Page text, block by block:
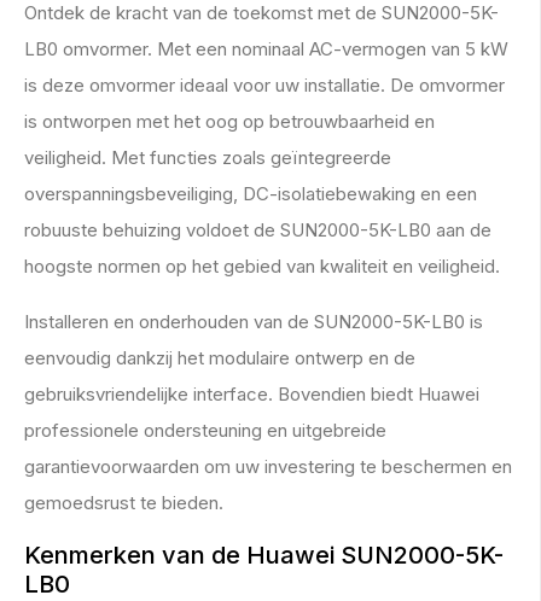
Ontdek de kracht van de toekomst met de SUN2000-5K-
LB0 omvormer. Met een nominaal AC-vermogen van 5 kW
is deze omvormer ideaal voor uw installatie. De omvormer
is ontworpen met het oog op betrouwbaarheid en
veiligheid. Met functies zoals geïntegreerde
overspanningsbeveiliging, DC-isolatiebewaking en een
robuuste behuizing voldoet de SUN2000-5K-LB0 aan de
hoogste normen op het gebied van kwaliteit en veiligheid.
Installeren en onderhouden van de SUN2000-5K-LB0 is
eenvoudig dankzij het modulaire ontwerp en de
gebruiksvriendelijke interface. Bovendien biedt Huawei
professionele ondersteuning en uitgebreide
garantievoorwaarden om uw investering te beschermen en
gemoedsrust te bieden.
Kenmerken van de Huawei SUN2000-5K-
LB0